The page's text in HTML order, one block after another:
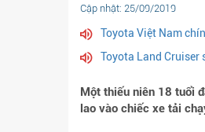
Cập nhật: 25/09/2019
Toyota Việt Nam
Toyota Land Cruiser
Một thiếu niên 18 tuổi
lao vào chiếc xe tải